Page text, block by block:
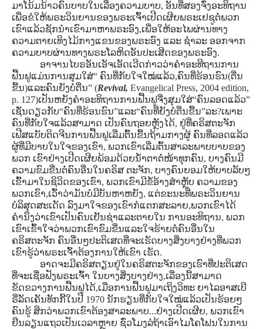
ມາໂນ້ມນ້າວຄົນບາບໃນເລື່ອງຄວາມບາບ, ອັນທີ່ສອງຈົ່ງອະທິຖານ
ເພື່ອຂໍໃຫ້ພຣະວິນຍານຂອງພຣະເຈົ້າເປີດເຜີຍພຣະເຢຊູຕໍ່ພວກ
ເຂົາແລ້ວຊັກນໍາເຂົາມາຫາພຣະອົງ,ເພື່ອໃຫ້ອະໄພຜ່ານທາງ
ຄວາມຕາຍເທິງໄມ້ກາງແຂນຂອງພຣະອົງ ແລະ ຊໍາລະ ອອກຈາກ
ຄວາມບາບຜ່ານທາງພຣະໂລຫິດອັນປະເສີດຂອງພຣະອົງ.
ອາຈານໄບຣອັນເອັຈເອັດເວີດກ່າວວ່າຄໍາອະທີຖານການ
ຟື້ນຟູແມ່ນການສຸມໃສ່“ ຄົນທີ່ກັບໃຈໃໝ່ແລ້ວ,ຄົນທີ່ຮ້ອນຮົນ(ຕື່ນ
ຂື້ນ)ແລະຄົນຍັງບໍ່ຕື່ນ” (Revival, Evangelical Press, 2004 edition,
p. 127)ເປັນຫຍັງຄໍາອະທິຖານການຟື້ນຟູຈື່ງສຸມໃສ່“ຄົນລອດແລ້ວ”
ເຊັ່ນດຽວກັບ“ຄົນທີ່ຮ້ອນຮົນ”ແລະ“ຄົນທີ່ຍັງບໍ່ຕື່ນຂື້ນ”ລະ?ເພາະ
ຄົນທີ່ກັບໃຈແລ້ວສາມາດ ເປັນຄົນຖອຍຫຼັງໄດ້, ຢູ່ທີ່ຄຣິສຕະຈັກ
ເຟີສແບັບຕິດຈີນການຟື້ນຟູເລີ່ມຕົ້ນຂື້ນຖ້າມກາງຜູ້ ຄົນທີ່ລອດແລ້ວ
ຜູ້ທີ່ມີບາບໃນໃຈຂອງເຂົາ, ພວກເຂົາເລີ່ມຕົ້ນສາລະພາບບາບຂອງ
ພວກ ເຂົາຢ່າງເປີດເຜີຍພ້ອມດ້ວຍນໍ້າຕາຕໍ່ໜ້າທຸກຄົນ, ບາງຄົນມີ
ຄວາມຂົມຂື່ນຕໍ່ຄົນອື່ນໃນຄຣິສ ຕະຈັກ, ບາງຄົນຍອມໃຫ້ບາບລັບໆ
ເຂົ້າມາໃນຊິວິດຂອງເຂົາ, ພວກເຂົາມີຂໍ້ອ້າງສໍາຫຼັບ ຄວາມຂອງ
ພວກເຂົາ,ເວົ້າວ່າມັນບໍ່ມີບັນຫາຫຍັງ, ແຕ່ຂະນະທີ່ພຣະວິນຍານ
ບໍລິສຸດສະເດັດ ລົງມາໃຈຂອງເຂົາກໍແຕກສະລາຍ,ພວກເຂົາໄດ້
ຄໍານຶງວ່າເຂົາເປັນຄົນເຢັນຊ່າແລະຕາຍໃນ ການອະທິຖານ, ພວກ
ເຂົາເຂົ້າໃຈວ່າພວກເຂົາຂົມຂື່ນແລະໃຈຮ້າຍຕໍ່ຄົນອື່ນໃນ
ຄຣິສຕະຈັກ ຄົນອື່ນໆປະຕິເສດທີ່ຈະເຮັດບາງສິ່ງບາງຢ່າງທີ່ພວກ
ເຂົາຮູ້ວ່າພຣະເຈົ້າຕ້ອງການໃຫ້ເຂົາ ເຮັດ.
ອາດຈະມີຄຣິສຕຽນຢູ່ໃນຄຣິສຕະຈັກຂອງເຮົາທີ່ປະຕິເສດ
ທີ່ຈະເຊື່ອຟັງພຣະເຈົ້າ ໃນບາງສິ່ງບາງຢ່າງ,ເລື່ອງນີ້ສາມາດ
ຂັດຂວາງການຟື້ນຟູໄດ້,ເມື່ອການຟື້ນຟູມາເຖິງວິທະ ຍາໄລອາສເບີ
ຣີ່ລັດເຄັນທັກກີ້ໃນປີ 1970 ນັກຮຽນທີ່ກັບໃຈໃໝ່ແລ້ວເປັນຮ້ອຍໆ
ຄົນຮູ້ ສຶກວ່າພວກເຂົາຕ້ອງສາລະພາບ...ຢ່າງເປີດເຜີຍ, ພວກເຂົາ
ຢືນລຽນແຖວເປັນເວລາຫຼາຍ ຊົ່ວໂມງລໍຖ້າເອົາໄມໂຄໂຟນໃນການ